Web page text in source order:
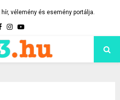
vélemény és esemény portálja.
Facebook
Instagram
Youtube